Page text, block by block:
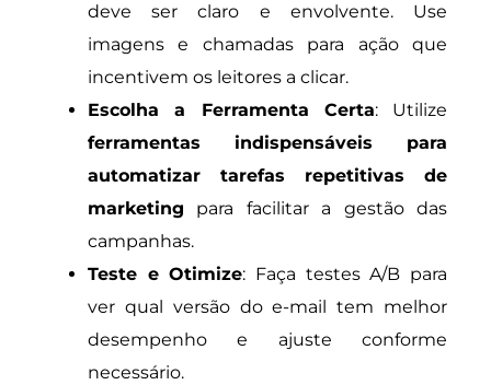
deve ser claro e envolvente. Use
imagens e chamadas para ação que
incentivem os leitores a clicar.
Escolha a Ferramenta Certa: Utilize
ferramentas indispensáveis para
automatizar tarefas repetitivas de
marketing para facilitar a gestão das
campanhas.
Teste e Otimize: Faça testes A/B para
ver qual versão do e-mail tem melhor
desempenho e ajuste conforme
necessário.